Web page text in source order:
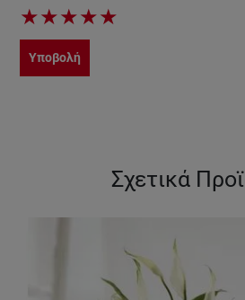
★★★★★
Υποβολή
Σχετικά